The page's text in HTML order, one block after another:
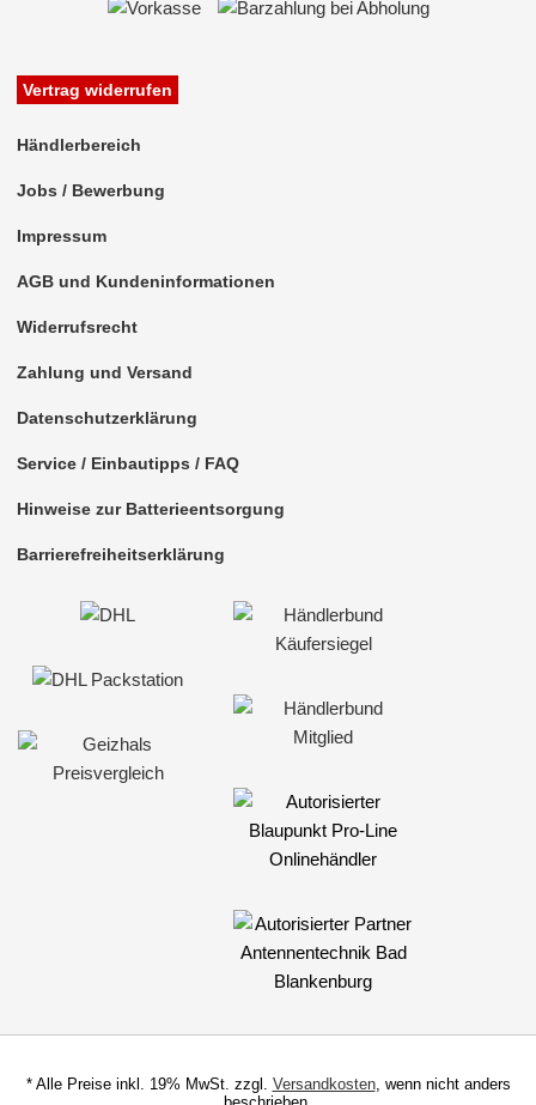
Vertrag widerrufen
Händlerbereich
Jobs / Bewerbung
Impressum
AGB und Kundeninformationen
Widerrufsrecht
Zahlung und Versand
Datenschutzerklärung
Service / Einbautipps / FAQ
Hinweise zur Batterieentsorgung
Barrierefreiheitserklärung
* Alle Preise inkl. 19% MwSt. zzgl. Versandkosten, wenn nicht anders